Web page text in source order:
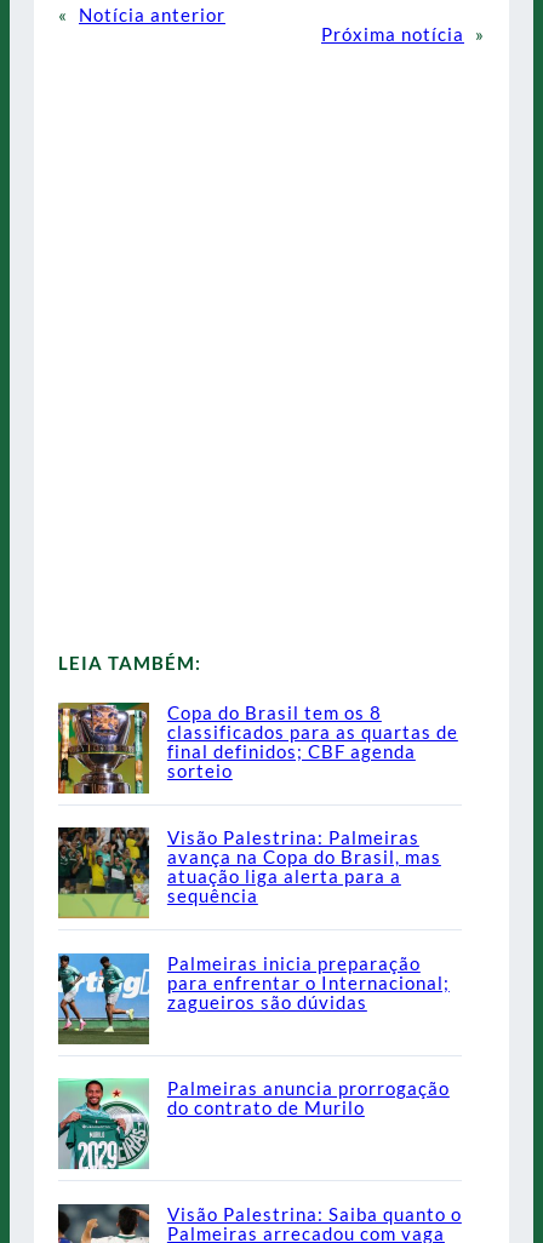
«
Notícia anterior
Próxima notícia
»
LEIA TAMBÉM:
Copa do Brasil tem os 8
classificados para as quartas de
final definidos; CBF agenda
sorteio
Visão Palestrina: Palmeiras
avança na Copa do Brasil, mas
atuação liga alerta para a
sequência
Palmeiras inicia preparação
para enfrentar o Internacional;
zagueiros são dúvidas
Palmeiras anuncia prorrogação
do contrato de Murilo
Visão Palestrina: Saiba quanto o
Palmeiras arrecadou com vaga